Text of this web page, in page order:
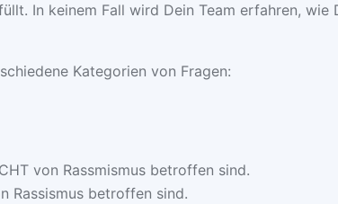
In keinem Fall wird Dein Team erfahren,
Kategorien von Fragen:
von Rassmismus betroffen sind.
Rassismus betroffen sind.